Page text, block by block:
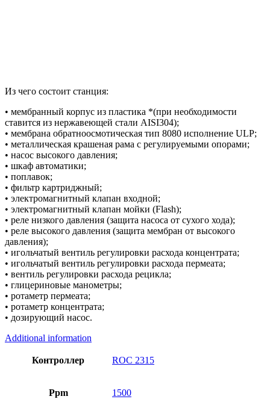
Из чего состоит станция:
• мембранный корпус из пластика *(при необходимости
ставится из нержавеющей стали AISI304);
• мембрана обратноосмотическая тип 8080 исполнение ULP;
• металлическая крашеная рама с регулируемыми опорами;
• насос высокого давления;
• шкаф автоматики;
• поплавок;
• фильтр картриджный;
• электромагнитный клапан входной;
• электромагнитный клапан мойки (Flash);
• реле низкого давления (защита насоса от сухого хода);
• реле высокого давления (защита мембран от высокого
давления);
• игольчатый вентиль регулировки расхода концентрата;
• игольчатый вентиль регулировки расхода пермеата;
• вентиль регулировки расхода рецикла;
• глицериновые манометры;
• ротаметр пермеата;
• ротаметр концентрата;
• дозирующий насос.
Additional information
Контроллер ROC 2315
Ppm 1500